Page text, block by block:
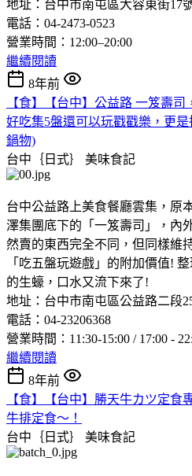
地址：台中市南屯區大容東街17
電話：04-2473-0523
營業時間：12:00–20:00
繼續閱讀
8年前
【食】【台中】公益路 一笈壽
好吃集5盤還可以玩戳戳樂，更
鍋物)
台中｛日式｝ 美味食記
台中公益路上美食餐廳雲集，原
澤集團底下的「一笈壽司」，內
然賣的東西完全不同，但同樣維
「吃五盤玩遊戲」的附加價值!
的生蠔，口水又流下來了!
地址：台中市南屯區公益路二段
電話：04-23206368
營業時間：11:30-15:00 / 17:00 -
繼續閱讀
8年前
【食】【台中】勝天牛カツ定食
牛排定食～！
台中｛日式｝ 美味食記